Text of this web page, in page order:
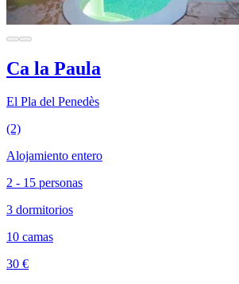
Ca la Paula
El Pla del Penedès
(2)
Alojamiento entero
2 - 15 personas
3 dormitorios
10 camas
30 €